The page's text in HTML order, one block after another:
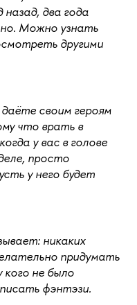
два года
Можно узнать
другими
своим героям
что врать в
у вас в голове
просто
у него будет
никаких
придумать
кого не было
фэнтэзи.